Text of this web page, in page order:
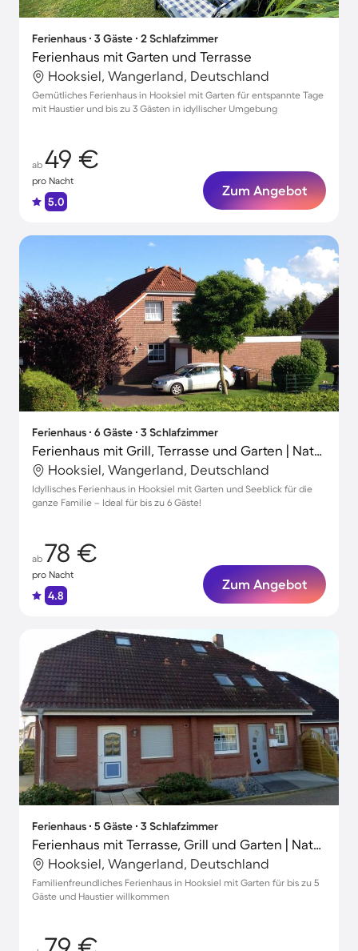
Ferienhaus ∙ 3 Gäste ∙ 2 Schlafzimmer
Ferienhaus mit Garten und Terrasse
Hooksiel, Wangerland, Deutschland
Gemütliches Ferienhaus in Hooksiel mit Garten für entspannte Tage
mit Haustier und bis zu 3 Gästen in idyllischer Umgebung
ab 49 €
pro Nacht
5.0
Zum Angebot
Ferienhaus ∙ 6 Gäste ∙ 3 Schlafzimmer
Ferienhaus mit Grill, Terrasse und Garten | Naturblick
Hooksiel, Wangerland, Deutschland
Idyllisches Ferienhaus in Hooksiel mit Garten und Seeblick für die
ganze Familie – Ideal für bis zu 6 Gäste!
ab 78 €
pro Nacht
4.8
Zum Angebot
Ferienhaus ∙ 5 Gäste ∙ 3 Schlafzimmer
Ferienhaus mit Terrasse, Grill und Garten | Naturblick
Hooksiel, Wangerland, Deutschland
Familienfreundliches Ferienhaus in Hooksiel mit Garten für bis zu 5
Gäste und Haustier willkommen